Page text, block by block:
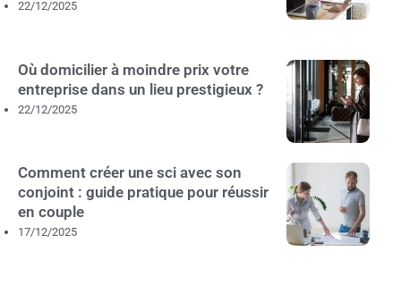
22/12/2025
Où domicilier à moindre prix votre
entreprise dans un lieu prestigieux ?
22/12/2025
Comment créer une sci avec son
conjoint : guide pratique pour réussir
en couple
17/12/2025